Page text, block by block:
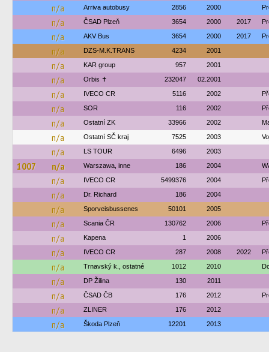
n/a Arriva autobusy 2856 2000
n/a ČSAD Plzeň 3654 2000 2017
n/a AKV Bus 3654 2000 2017
n/a DZS-M.K.TRANS 4234 2001
n/a KAR group 957 2001
n/a Orbis ✝ 232047 02.2001
n/a IVECO CR 5116 2002
n/a SOR 116 2002
n/a Ostatní ZK 33966 2002
n/a Ostatní SČ kraj 7525 2003
n/a LS TOUR 6496 2003
1007 n/a Warszawa, inne 186 2004
n/a IVECO CR 5499376 2004
n/a Dr. Richard 186 2004
n/a Sporveisbussenes 50101 2005
n/a Scania ČR 130762 2006
n/a Kapena 1 2006
n/a IVECO CR 287 2008 2022
n/a Trnavský k., ostatné 1012 2010
n/a DP Žilina 130 2011
n/a ČSAD ČB 176 2012
n/a ZLINER 176 2012
n/a Škoda Plzeň 12201 2013